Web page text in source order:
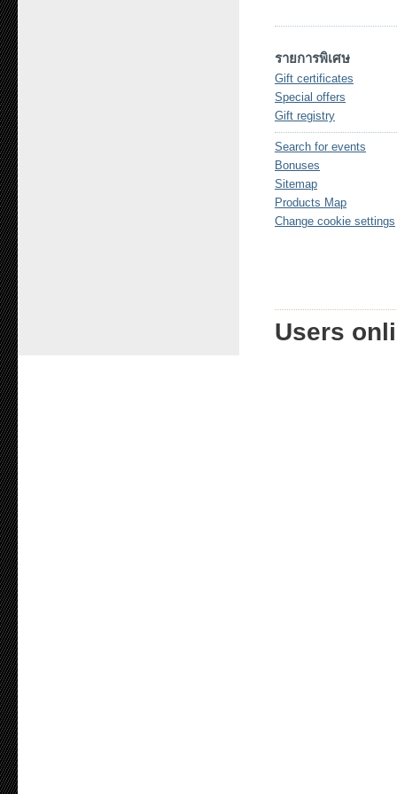
รายการพิเศษ
Gift certificates
Special offers
Gift registry
Search for events
Bonuses
Sitemap
Products Map
Change cookie settings
Users